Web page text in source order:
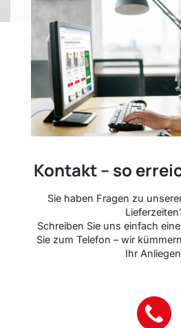
Kontakt – so
Sie haben Fragen zu
Schreiben Sie uns einfach
Sie zum Telefon – wir
Ihr